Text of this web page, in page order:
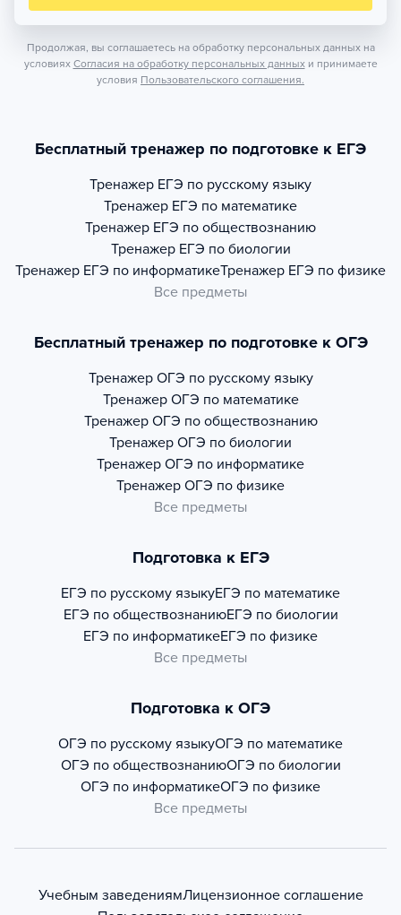
Продолжая, вы соглашаетесь на обработку персональных данных на
условиях Согласия на обработку персональных данных и принимаете
условия Пользовательского соглашения.
Бесплатный тренажер по подготовке к ЕГЭ
Тренажер ЕГЭ по русскому языку
Тренажер ЕГЭ по математике
Тренажер ЕГЭ по обществознанию
Тренажер ЕГЭ по биологии
Тренажер ЕГЭ по информатикеТренажер ЕГЭ по физике
Все предметы
Бесплатный тренажер по подготовке к ОГЭ
Тренажер ОГЭ по русскому языку
Тренажер ОГЭ по математике
Тренажер ОГЭ по обществознанию
Тренажер ОГЭ по биологии
Тренажер ОГЭ по информатике
Тренажер ОГЭ по физике
Все предметы
Подготовка к ЕГЭ
ЕГЭ по русскому языкуЕГЭ по математике
ЕГЭ по обществознаниюЕГЭ по биологии
ЕГЭ по информатикеЕГЭ по физике
Все предметы
Подготовка к ОГЭ
ОГЭ по русскому языкуОГЭ по математике
ОГЭ по обществознаниюОГЭ по биологии
ОГЭ по информатикеОГЭ по физике
Все предметы
Учебным заведениямЛицензионное соглашение